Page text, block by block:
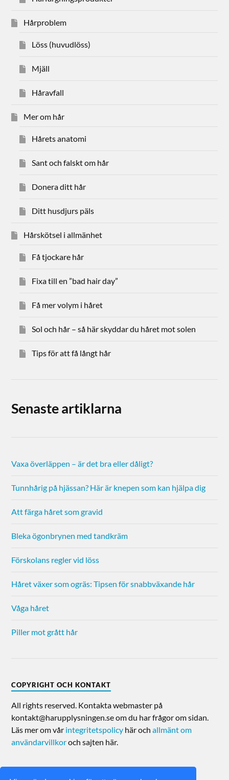
Hårproblem
Löss (huvudlöss)
Mjäll
Håravfall
Mer om hår
Hårets anatomi
Sant och falskt om hår
Donera ditt hår
Ditt husdjurs päls
Hårskötsel i allmänhet
Få tjockare hår
Fixa till en ”bad hair day”
Få mer volym i håret
Sol och hår – så här skyddar du håret mot solen
Tips för att få långt hår
Senaste artiklarna
Vaxa överläppen – är det bra eller dåligt?
Tunnhårig på hjässan? Här är knepen som kan hjälpa dig
Att färga håret som gravid
Bleka ögonbrynen med tandkräm
Förskolans regler vid löss
Håret växer som ogräs: Tipsen för snabbväxande hår
Våga håret
Piller mot grått hår
COPYRIGHT OCH KONTAKT
All rights reserved. Kontakta webmaster på
kontakt@harupplysningen.se om du har frågor om sidan.
Läs mer om vår integritetspolicy här ochallmänt om
användarvillkoroch sajten här.